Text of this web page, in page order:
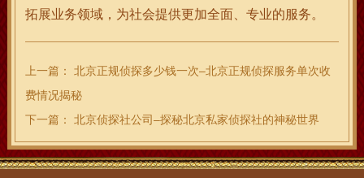
拓展业务领域，为社会提供更加全面、专业的服务。
上一篇：
北京正规侦探多少钱一次–北京正规侦探服务单次收
费情况揭秘
下一篇：
北京侦探社公司–探秘北京私家侦探社的神秘世界